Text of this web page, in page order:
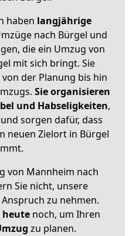
haben langjährige
nach Bürgel und
die ein Umzug von
mit sich bringt. Sie
der Planung bis hin
Sie organisieren
und Habseligkeiten,
sorgen dafür, dass
neuen Zielort in Bürgel
von Mannheim nach
Sie nicht, unsere
zu nehmen.
heutenoch, um Ihren
zu planen.